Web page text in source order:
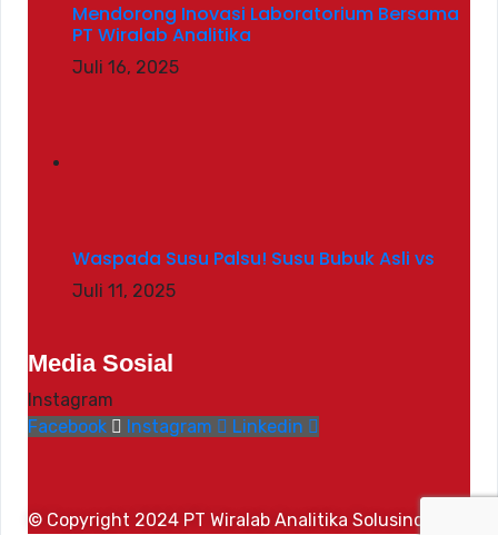
Mendorong Inovasi Laboratorium Bersama
PT Wiralab Analitika
Juli 16, 2025
Waspada Susu Palsu! Susu Bubuk Asli vs
Juli 11, 2025
Media Sosial
Instagram
Facebook
Instagram Linkedin
© Copyright 2024 PT Wiralab Analitika Solusindo.